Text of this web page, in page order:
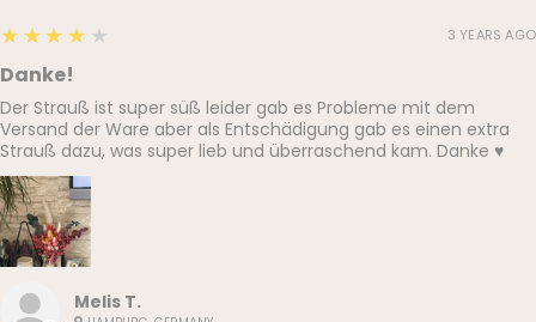
Melis T.
4
★★★★★
Danke!
Der Strauß ist super süß leider gab es Probleme mit dem
Versand der Ware aber als Entschädigung gab es einen extra
Strauß dazu, was super lieb und überraschend kam. Danke ♥️
3 YEARS AGO